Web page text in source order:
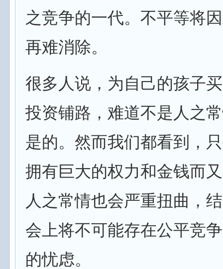
之竞争的一代。不平等将
再难消除。
很多人说，为自己的孩子
投资铺路，难道不是人之
是的。然而我们都看到，
拥有巨大的权力和金钱而
人之常情也会严重扭曲，
会上将不可能存在公平竞
的忧虑。